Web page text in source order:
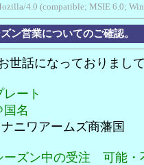
4.0 (compatible; MSIE 6.0;
ン営業についてのご確認。
世話になっておりまし
ート
国名
ニワアームズ商藩国
ーズン中の受注 可能・